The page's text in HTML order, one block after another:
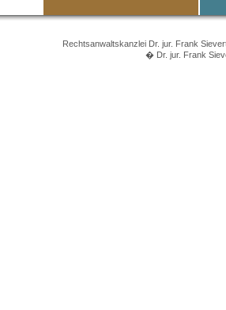
Rechtsanwaltskanzlei Dr. jur. Frank
� Dr. jur. Frank